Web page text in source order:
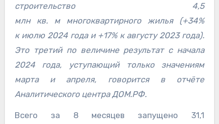
строительство 4,5
млн кв. м многоквартирного жилья (+34%
к июлю 2024 года и +17% к августу 2023 года).
Это третий по величине результат с начала
2024 года, уступающий только значениям
марта и апреля, говорится в отчёте
Аналитического центра ДОМ.РФ.
Всего за 8 месяцев запущено 31,1